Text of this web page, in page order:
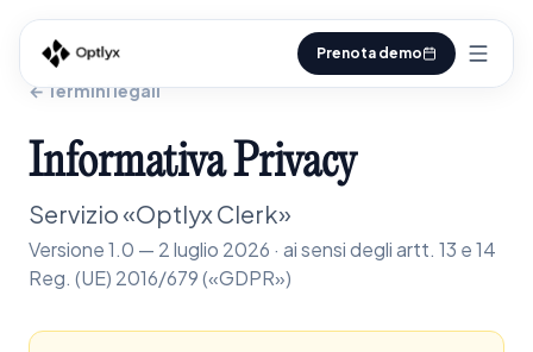
Prenota demo
← Termini legali
InformativaPrivacy
Servizio «Optlyx Clerk»
Versione 1.0 — 2 luglio 2026 · ai sensi degli artt. 13 e 14
Reg. (UE) 2016/679 («GDPR»)